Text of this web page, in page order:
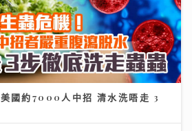
國約7000人中招 清水洗唔走 3